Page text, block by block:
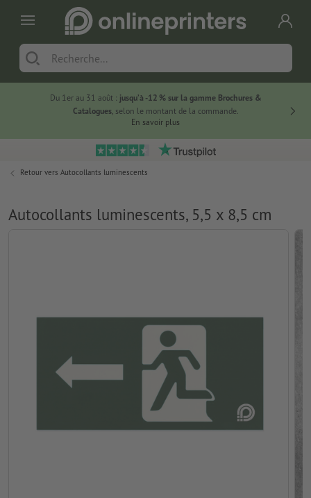
Du 1er au 31 août : jusqu’à -12 % sur la gamme Brochures &
Catalogues, selon le montant de la commande.
En savoir plus
Retour vers Autocollants luminescents
Autocollants luminescents, 5,5 x 8,5 cm